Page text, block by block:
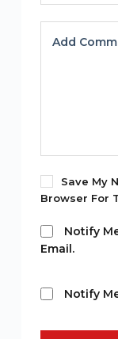
Add
Save My
Browser For
Notify
Email.
Notify